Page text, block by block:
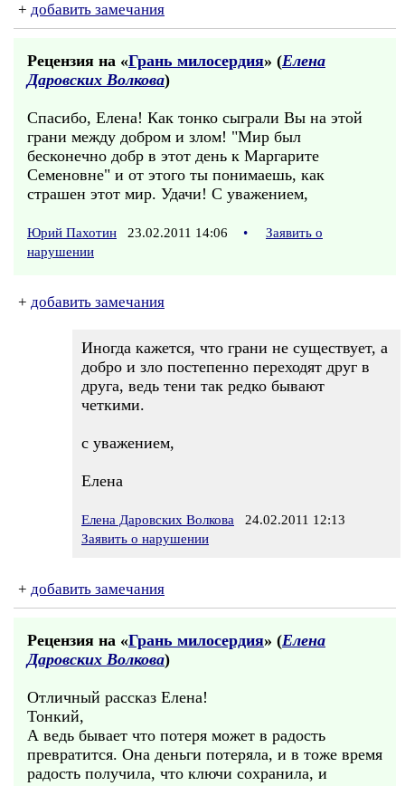
+ добавить замечания
Рецензия на «Грань милосердия» (Елена
Даровских Волкова)
Спасибо, Елена! Как тонко сыграли Вы на этой
грани между добром и злом! "Мир был
бесконечно добр в этот день к Маргарите
Семеновне" и от этого ты понимаешь, как
страшен этот мир. Удачи! С уважением,
Юрий Пахотин 23.02.2011 14:06 •
Заявить о
нарушении
+ добавить замечания
Иногда кажется, что грани не существует, а
добро и зло постепенно переходят друг в
друга, ведь тени так редко бывают
четкими.
с уважением,
Елена
Елена Даровских Волкова 24.02.2011 12:13
Заявить о нарушении
+ добавить замечания
Рецензия на «Грань милосердия» (Елена
Даровских Волкова)
Отличный рассказ Елена!
Тонкий,
А ведь бывает что потеря может в радость
превратится. Она деньги потеряла, и в тоже время
радость получила, что ключи сохранила, и